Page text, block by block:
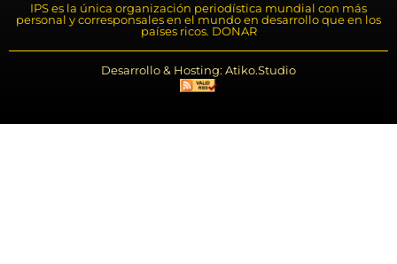
IPS es la única organización periodística mundial con más
personal y corresponsales en el mundo en desarrollo que en los
países ricos. DONAR
Desarrollo & Hosting: Atiko.Studio